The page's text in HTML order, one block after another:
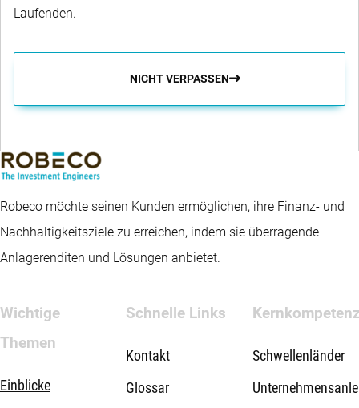
Laufenden.
NICHT VERPASSEN
Robeco möchte seinen Kunden ermöglichen, ihre Finanz- und
Nachhaltigkeitsziele zu erreichen, indem sie überragende
Anlagerenditen und Lösungen anbietet.
Wichtige
Themen
Einblicke
Schnelle Links
Kontakt
Glossar
Schwellenländer